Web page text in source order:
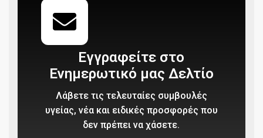
Εγγραφείτε στο
Ενημερωτικό μας Δελτίο
Λάβετε τις τελευταίες συμβουλές
υγείας, νέα και ειδικές προσφορές που
δεν πρέπει να χάσετε.